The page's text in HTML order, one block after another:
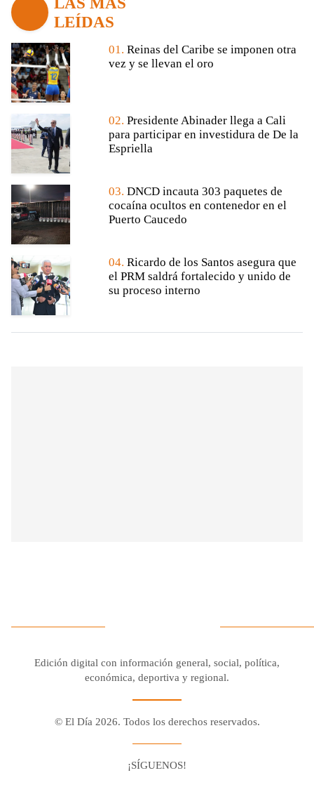
LEÍDAS
01. Reinas del Caribe se imponen otra
vez y se llevan el oro
02. Presidente Abinader llega a Cali
para participar en investidura de De la
Espriella
03. DNCD incauta 303 paquetes de
cocaína ocultos en contenedor en el
Puerto Caucedo
04. Ricardo de los Santos asegura que
el PRM saldrá fortalecido y unido de
su proceso interno
Edición digital con información general, social, política,
económica, deportiva y regional.
© El Día 2026. Todos los derechos reservados.
¡SÍGUENOS!